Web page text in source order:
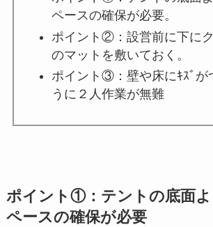
ペースの確保が必要。
ポイント②：設営前に下に
のマットを敷いておく。
ポイント③：壁や床にｷｽﾞが
うに２人作業が無難
ポイント①：テントの底面
ペースの確保が必要